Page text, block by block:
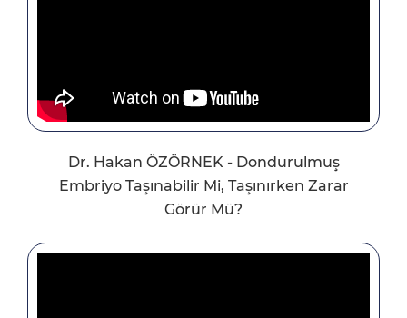
Dr. Hakan ÖZÖRNEK - Dondurulmuş
Embriyo Taşınabilir Mi, Taşınırken Zarar
Görür Mü?